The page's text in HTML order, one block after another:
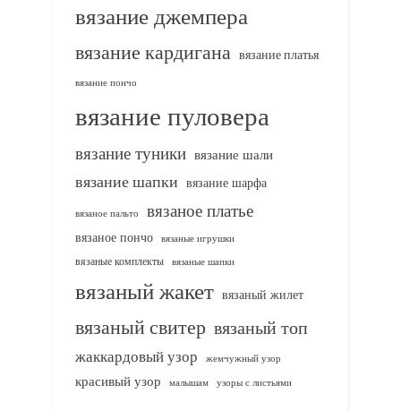
вязание джемпера
вязание кардигана вязание платья
вязание пончо
вязание пуловера
вязание туники вязание шали
вязание шапки вязание шарфа
вязаное пальто вязаное платье
вязаное пончо вязаные игрушки
вязаные комплекты
вязаные шапки
вязаный жакет вязаный жилет
вязаный свитер вязаный топ
жаккардовый узор жемчужный узор
красивый узор малышам узоры с листьями